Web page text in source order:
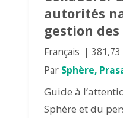
autorités
gestion
Français 381,73
Par Sphère,
Guide à
Sphère et du